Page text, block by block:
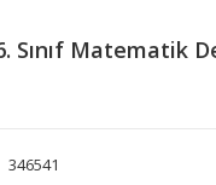
Sınıf Matematik
346541